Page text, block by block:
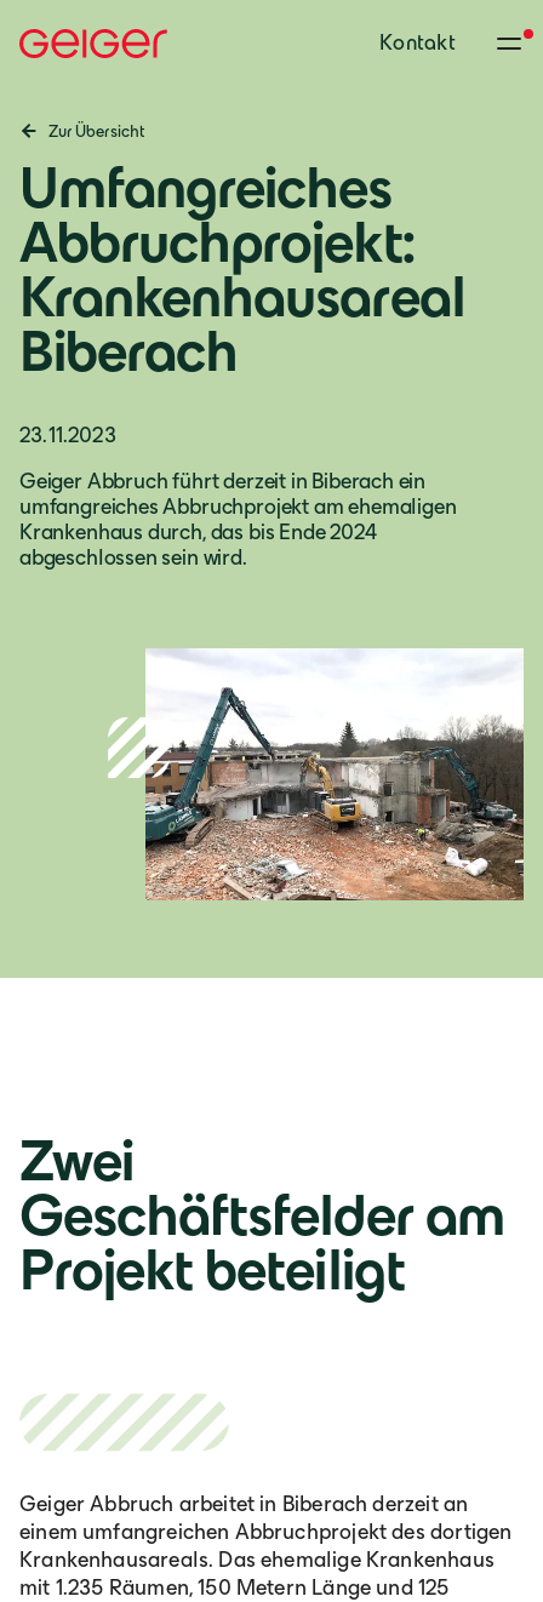
Kontakt
Zur Übersicht
Umfangreiches
Abbruchprojekt:
Krankenhausareal
Biberach
23.11.2023
Geiger Abbruch führt derzeit in Biberach ein
umfangreiches Abbruchprojekt am ehemaligen
Krankenhaus durch, das bis Ende 2024
abgeschlossen sein wird.
Zwei
Geschäftsfelder am
Projekt beteiligt
Geiger Abbruch arbeitet in Biberach derzeit an
einem umfangreichen Abbruchprojekt des dortigen
Krankenhausareals. Das ehemalige Krankenhaus
mit 1.235 Räumen, 150 Metern Länge und 125
Deutschland
Deutsch
Italia
România
Lb. română